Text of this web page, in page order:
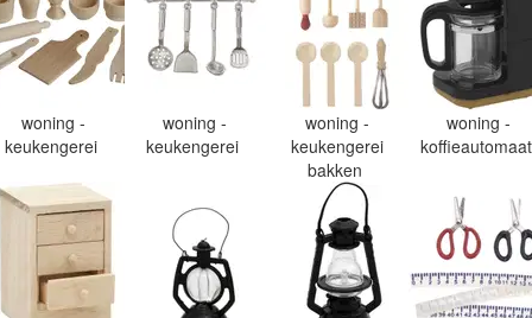
woning -
keukengerei
woning -
keukengerei
woning -
keukengerei
bakken
woning -